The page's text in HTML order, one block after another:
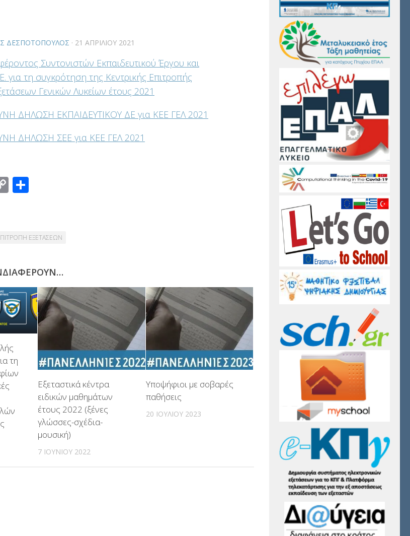
ΔΕΣΠΟΤΌΠΟΥΛΟΣ · 21 ΑΠΡΙΛΊΟΥ 2021
Συντονιστών Εκπαιδευτικού Έργου και
για τη συγκρότηση της Κεντρικής Επιτροπής
Γενικών Λυκείων έτους 2021
ΔΗΛΩΣΗ ΕΚΠΑΙΔΕΥΤΙΚΟΥ ΔΕ για ΚΕΕ ΓΕΛ 2021
ΔΗΛΩΣΗ ΣΕΕ για ΚΕΕ ΓΕΛ 2021
Copy
ΕΞΕΤΑΣΕΩΝ
τη
Εξεταστικά κέντρα
ειδικών μαθημάτων
έτους 2022 (ξένες
γλώσσες-σχέδια-
μουσική)
7 ΙΟΥΝΊΟΥ 2022
Υποψήφιοι με σοβαρές
παθήσεις
20 ΙΟΥΛΊΟΥ 2023